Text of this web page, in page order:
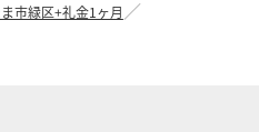
市緑区+礼金1ヶ月